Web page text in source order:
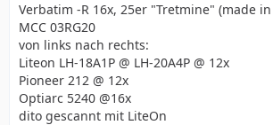
Verbatim -R 16x, 25er "Tretmine" (made in
MCC 03RG20
von links nach rechts:
Liteon LH-18A1P @ LH-20A4P @ 12x
Pioneer 212 @ 12x
Optiarc 5240 @16x
dito gescannt mit LiteOn